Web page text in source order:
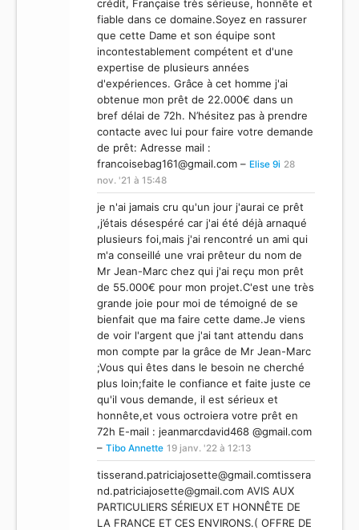
crédit, Française très sérieuse, honnête et
fiable dans ce domaine.Soyez en rassurer
que cette Dame et son équipe sont
incontestablement compétent et d'une
expertise de plusieurs années
d'expériences. Grâce à cet homme j'ai
obtenue mon prêt de 22.000€ dans un
bref délai de 72h. N’hésitez pas à prendre
contacte avec lui pour faire votre demande
de prêt: Adresse mail :
francoisebag161@gmail.com – Elise 9i 28
nov. '21 à 15:48
je n'ai jamais cru qu'un jour j'aurai ce prêt
,j’étais désespéré car j'ai été déjà arnaqué
plusieurs foi,mais j'ai rencontré un ami qui
m'a conseillé une vrai prêteur du nom de
Mr Jean-Marc chez qui j'ai reçu mon prêt
de 55.000€ pour mon projet.C'est une très
grande joie pour moi de témoigné de se
bienfait que ma faire cette dame.Je viens
de voir l'argent que j'ai tant attendu dans
mon compte par la grâce de Mr Jean-Marc
;Vous qui êtes dans le besoin ne cherché
plus loin;faite le confiance et faite juste ce
qu'il vous demande, il est sérieux et
honnête,et vous octroiera votre prêt en
72h E-mail : jeanmarcdavid468 @gmail.com
–Tibo Annette 19 janv. '22 à 12:13
tisserand.patriciajosette@gmail.comtissera
nd.patriciajosette@gmail.com AVIS AUX
PARTICULIERS SÉRIEUX ET HONNÊTE DE
LA FRANCE ET CES ENVIRONS.( OFFRE DE